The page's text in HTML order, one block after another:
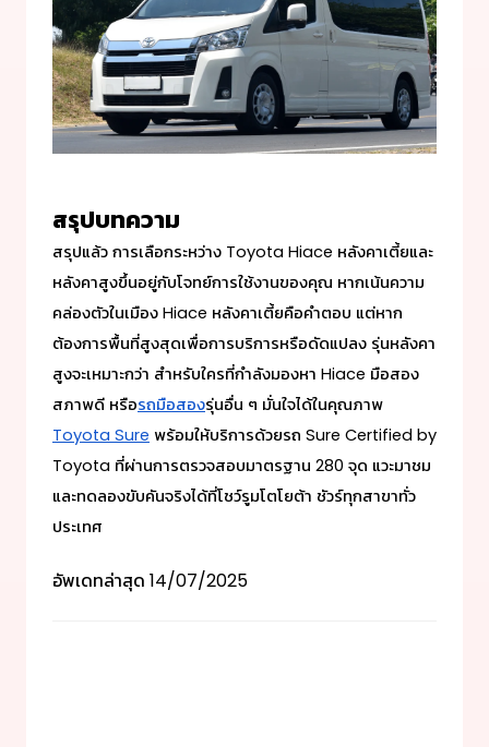
สรุปบทความ
สรุปแล้ว การเลือกระหว่าง Toyota Hiace หลังคาเตี้ยและ
หลังคาสูงขึ้นอยู่กับโจทย์การใช้งานของคุณ หากเน้นความ
คล่องตัวในเมือง Hiace หลังคาเตี้ยคือคำตอบ แต่หาก
ต้องการพื้นที่สูงสุดเพื่อการบริการหรือดัดแปลง รุ่นหลังคา
สูงจะเหมาะกว่า สำหรับใครที่กำลังมองหา Hiace มือสอง
สภาพดี หรือรถมือสองรุ่นอื่น ๆ มั่นใจได้ในคุณภาพ
Toyota Sure พร้อมให้บริการด้วยรถ Sure Certified by
Toyota ที่ผ่านการตรวจสอบมาตรฐาน 280 จุด แวะมาชม
และทดลองขับคันจริงได้ที่โชว์รูมโตโยต้า ชัวร์ทุกสาขาทั่ว
ประเทศ
อัพเดทล่าสุด 14/07/2025